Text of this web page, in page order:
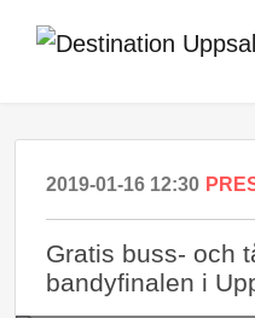
2019-01-16 12:30
Gratis buss- och
bandyfinalen i